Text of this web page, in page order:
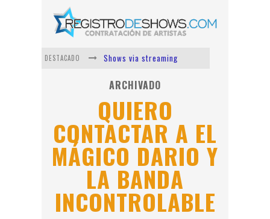
DESTACADO
Shows via streaming
Lit Killah
Nicki Nicole
Duki
Vi Em
Los Ángeles Azules
ARCHIVADO
QUIERO
CONTACTAR A EL
MÁGICO DARIO Y
LA BANDA
INCONTROLABLE